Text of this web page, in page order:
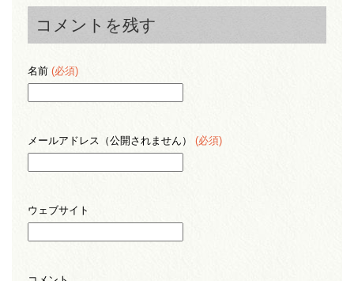
コメントを残す
名前 (必須)
メールアドレス（公開されません） (必須)
ウェブサイト